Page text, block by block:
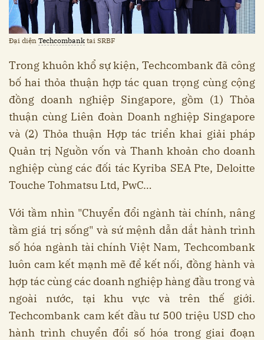
Đại diện Techcombank tai SRBF
Trong khuôn khổ sự kiện, Techcombank đã công
bố hai thỏa thuận hợp tác quan trọng cùng cộng
đồng doanh nghiệp Singapore, gồm (1) Thỏa
thuận cùng Liên đoàn Doanh nghiệp Singapore
và (2) Thỏa thuận Hợp tác triển khai giải pháp
Quản trị Nguồn vốn và Thanh khoản cho doanh
nghiệp cùng các đối tác Kyriba SEA Pte, Deloitte
Touche Tohmatsu Ltd, PwC…
Với tầm nhìn "Chuyển đổi ngành tài chính, nâng
tầm giá trị sống" và sứ mệnh dẫn dắt hành trình
số hóa ngành tài chính Việt Nam, Techcombank
luôn cam kết mạnh mẽ để kết nối, đồng hành và
hợp tác cùng các doanh nghiệp hàng đầu trong và
ngoài nước, tại khu vực và trên thế giới.
Techcombank cam kết đầu tư 500 triệu USD cho
hành trình chuyển đổi số hóa trong giai đoạn